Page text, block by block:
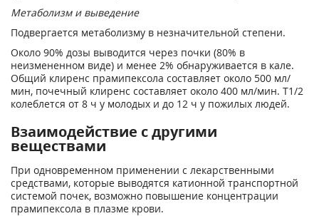
Метаболизм и выведение
Подвергается метаболизму в незначительной степени.
Около 90% дозы выводится через почки (80% в
неизмененном виде) и менее 2% обнаруживается в кале.
Общий клиренс прамипексола составляет около 500 мл/
мин, почечный клиренс составляет около 400 мл/мин. T1/2
колеблется от 8 ч у молодых и до 12 ч у пожилых людей.
Взаимодействие с другими
веществами
При одновременном применении с лекарственными
средствами, которые выводятся катионной транспортной
системой почек, возможно повышение концентрации
прамипексола в плазме крови.